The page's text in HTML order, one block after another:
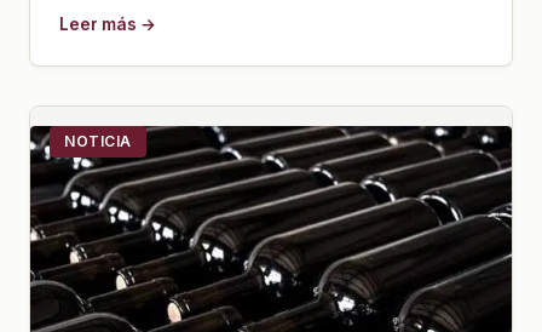
Leer más →
NOTICIA